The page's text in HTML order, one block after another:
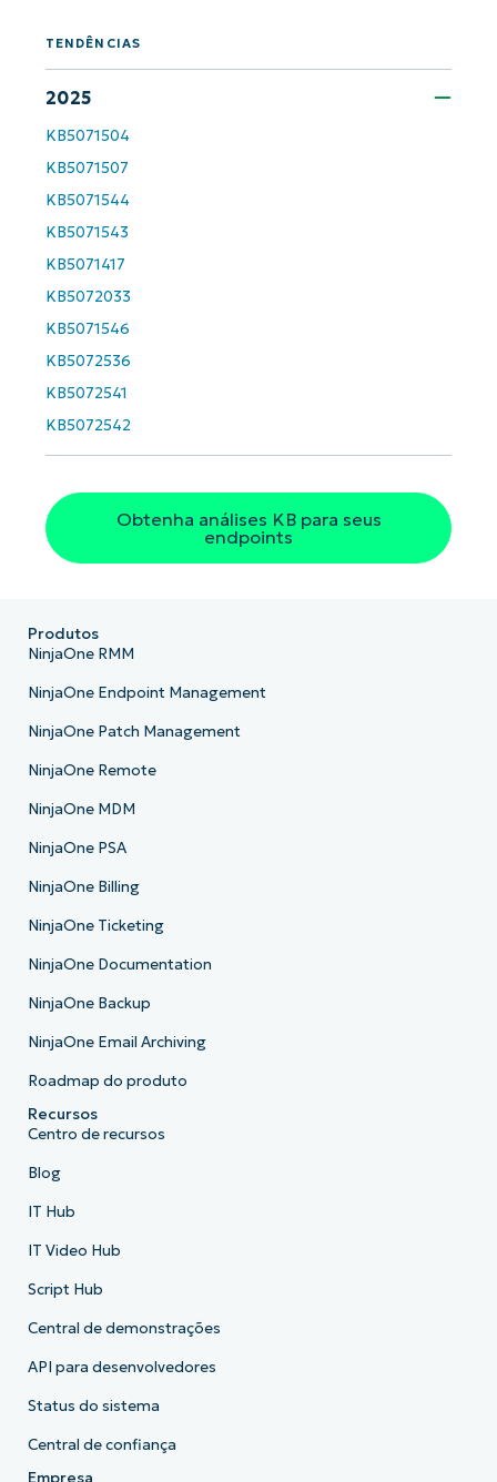
TENDÊNCIAS
2025
KB5071504
KB5071507
KB5071544
KB5071543
KB5071417
KB5072033
KB5071546
KB5072536
KB5072541
KB5072542
Obtenha análises KB para seus
endpoints
Comece a usar as análises de KB
orientadas por IA do NinjaOne!
and
name*
Business
email*
Phone
number*
País
Company
name*
Produtos
NinjaOne RMM
NinjaOne Endpoint Management
NinjaOne Patch Management
NinjaOne Remote
NinjaOne MDM
NinjaOne PSA
NinjaOne Billing
NinjaOne Ticketing
NinjaOne Documentation
NinjaOne Backup
NinjaOne Email Archiving
Roadmap do produto
Recursos
Centro de recursos
Blog
IT Hub
IT Video Hub
Script Hub
Central de demonstrações
API para desenvolvedores
Status do sistema
Central de confiança
Empresa